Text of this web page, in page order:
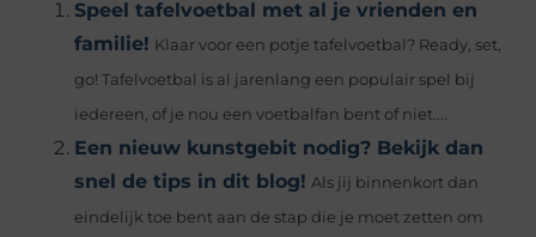
Speel tafelvoetbal met al je vrienden en
familie! Klaar voor een potje tafelvoetbal? Ready, set,
go! Tafelvoetbal is al jarenlang een populair spel bij
iedereen, of je nou een voetbalfan bent of niet....
Een nieuw kunstgebit nodig? Bekijk dan
snel de tips in dit blog! Als jij binnenkort dan
eindelijk toe bent aan de stap die je moet zetten om